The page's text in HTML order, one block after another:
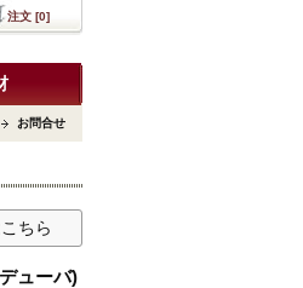
お問合せ
注文 [0]
ちら
ューバ)